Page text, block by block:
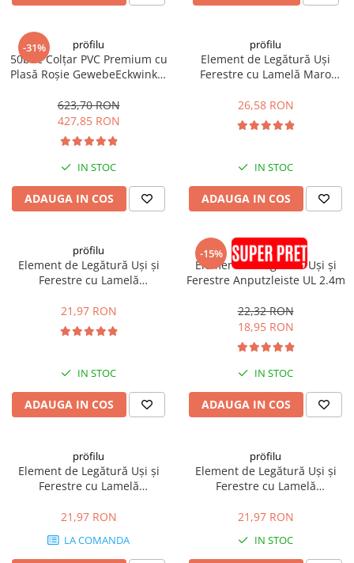
-31% pröfilu
50buc Colțar PVC Premium cu
Plasă Roșie GewebeEckwinkel
623,70 RON
427,85 RON
IN STOC
ADAUGA IN COS
pröfilu
Element de Legătură Uși
Ferestre cu Lamelă Maro
26,58 RON
IN STOC
ADAUGA IN COS
pröfilu
Element de Legătură Uși și
Ferestre cu Lamelă
7016 6mm 2.4m
21,97 RON
IN STOC
ADAUGA IN COS
-15% pröfilu
Element de Legătură Uși și
Ferestre Anputzleiste UL 2.4m
22,32 RON
18,95 RON
IN STOC
ADAUGA IN COS
pröfilu
Element de Legătură Uși și
Ferestre cu Lamelă
6mm 2.4m
21,97 RON
LA COMANDA
pröfilu
Element de Legătură Uși și
Ferestre cu Lamelă
7047 6mm 2.4m
21,97 RON
IN STOC